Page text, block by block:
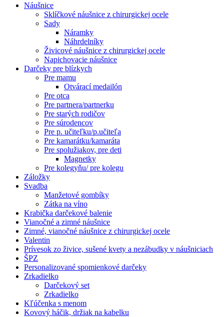
Náušnice
Sklíčkové náušnice z chirurgickej ocele
Sady
Náramky
Náhrdelníky
Živicové náušnice z chirurgickej ocele
Napichovacie náušnice
Darčeky pre blízkych
Pre mamu
Otvárací medailón
Pre otca
Pre partnera/partnerku
Pre starých rodičov
Pre súrodencov
Pre p. učiteľku/p.učiteľa
Pre kamarátku/kamaráta
Pre spolužiakov, pre deti
Magnetky
Pre kolegyňu/ pre kolegu
Záložky
Svadba
Manžetové gombíky
Zátka na víno
Krabička darčekové balenie
Vianočné a zimné náušnice
Zimné, vianočné náušnice z chirurgickej ocele
Valentin
Prívesok zo živice, sušené kvety a nezábudky v náušniciach
ŠPZ
Personalizované spomienkové darčeky
Zrkadielko
Darčekový set
Zrkadielko
Kľúčenka s menom
Kovový háčik, držiak na kabelku